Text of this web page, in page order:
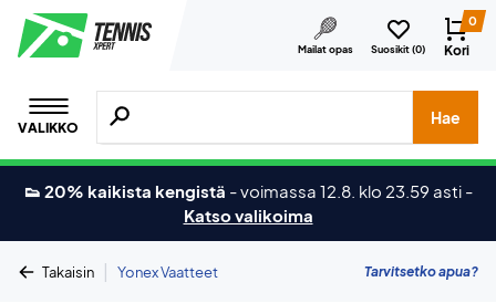
Mailat opas Suosikit (0)
0
Kori
VALIKKO
Hae tuotteita, merkkejä jne.
Hae
👟 20% kaikista kengistä -voimassa 12.8. klo 23.59 asti -
Katso valikoima
Takaisin | Yonex Vaatteet Tarvitsetko apua?